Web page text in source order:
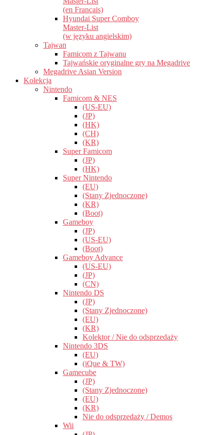
(en Français)
Hyundai Super Comboy
Master-List
(w języku angielskim)
Tajwan
Famicom z Tajwanu
Tajwańskie oryginalne gry na Megadrive
Megadrive Asian Version
Kolekcja
Nintendo
Famicom & NES
(US-EU)
(JP)
(HK)
(CH)
(KR)
Super Famicom
(JP)
(HK)
Super Nintendo
(EU)
(Stany Zjednoczone)
(KR)
(Boot)
Gameboy
(JP)
(US-EU)
(Boot)
Gameboy Advance
(US-EU)
(JP)
(CN)
Nintendo DS
(JP)
(Stany Zjednoczone)
(EU)
(KR)
Kolektor / Nie do odsprzedaży
Nintendo 3DS
(EU)
(iQue & TW)
Gamecube
(JP)
(Stany Zjednoczone)
(EU)
(KR)
Nie do odsprzedaży / Demos
Wii